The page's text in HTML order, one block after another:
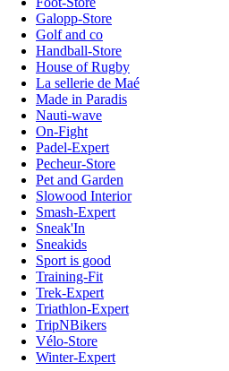
Galopp-Store
Golf and co
Handball-Store
House of Rugby
La sellerie de Maé
Made in Paradis
Nauti-wave
On-Fight
Padel-Expert
Pecheur-Store
Pet and Garden
Slowood Interior
Smash-Expert
Sneak'In
Sneakids
Sport is good
Training-Fit
Trek-Expert
Triathlon-Expert
TripNBikers
Vélo-Store
Winter-Expert